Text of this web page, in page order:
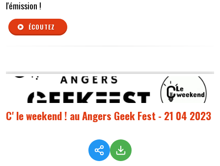
l'émission !
ÉCOUTEZ
C' le weekend ! au Angers Geek Fest - 21 04 2023